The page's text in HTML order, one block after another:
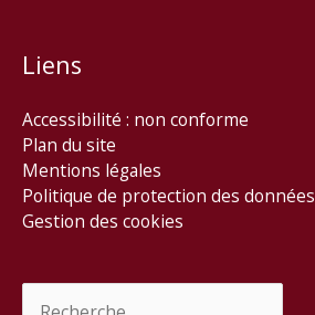
Liens
Accessibilité : non conforme
Plan du site
Mentions légales
Politique de protection des données
Gestion des cookies